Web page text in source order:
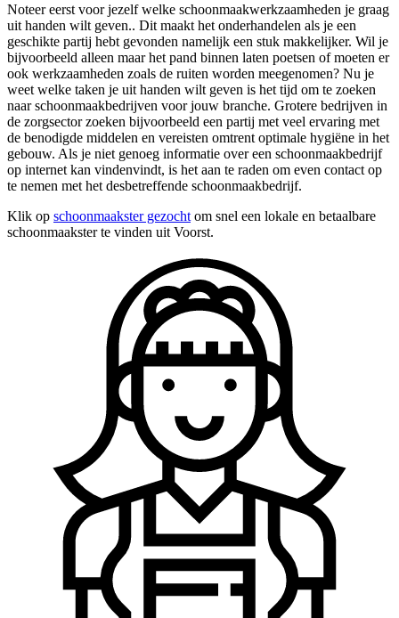
Noteer eerst voor jezelf welke schoonmaakwerkzaamheden je graag
uit handen wilt geven.. Dit maakt het onderhandelen als je een
geschikte partij hebt gevonden namelijk een stuk makkelijker. Wil je
bijvoorbeeld alleen maar het pand binnen laten poetsen of moeten er
ook werkzaamheden zoals de ruiten worden meegenomen? Nu je
weet welke taken je uit handen wilt geven is het tijd om te zoeken
naar schoonmaakbedrijven voor jouw branche. Grotere bedrijven in
de zorgsector zoeken bijvoorbeeld een partij met veel ervaring met
de benodigde middelen en vereisten omtrent optimale hygiëne in het
gebouw. Als je niet genoeg informatie over een schoonmaakbedrijf
op internet kan vindenvindt, is het aan te raden om even contact op
te nemen met het desbetreffende schoonmaakbedrijf.
Klik op schoonmaakster gezocht om snel een lokale en betaalbare
schoonmaakster te vinden uit Voorst.